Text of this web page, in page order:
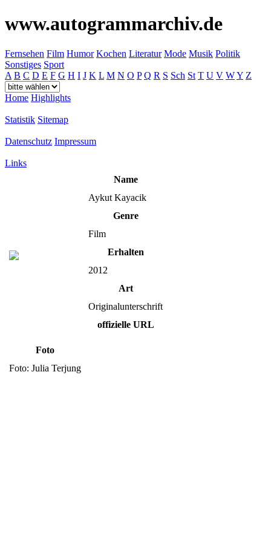
www.autogrammarchiv.de
Fernsehen Film Humor Kochen Literatur Mode Musik Politik
Sonstiges Sport
A B C D E F G H I J K L M N O P Q R S Sch St T U V WY Z
Home Highlights
Statistik Sitemap
Datenschutz Impressum
Links
Name
Aykut Kayacik
Genre
Film
Erhalten
2012
Art
Originalunterschrift
offizielle URL
Foto
Foto: Julia Terjung